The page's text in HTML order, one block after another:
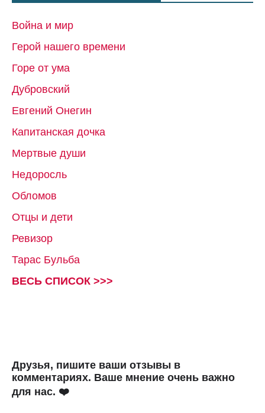
Война и мир
Герой нашего времени
Горе от ума
Дубровский
Евгений Онегин
Капитанская дочка
Мертвые души
Недоросль
Обломов
Отцы и дети
Ревизор
Тарас Бульба
ВЕСЬ СПИСОК >>>
Друзья, пишите ваши отзывы в
комментариях. Ваше мнение очень важно
для нас. ❤️